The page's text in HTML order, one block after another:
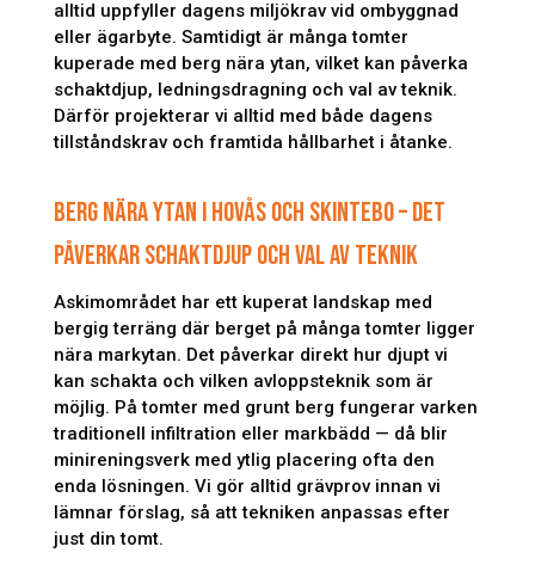
alltid uppfyller dagens miljökrav vid ombyggnad
eller ägarbyte. Samtidigt är många tomter
kuperade med berg nära ytan, vilket kan påverka
schaktdjup, ledningsdragning och val av teknik.
Därför projekterar vi alltid med både dagens
tillståndskrav och framtida hållbarhet i åtanke.
BERG NÄRA YTAN I HOVÅS OCH SKINTEBO – DET
PÅVERKAR SCHAKTDJUP OCH VAL AV TEKNIK
Askimområdet har ett kuperat landskap med
bergig terräng där berget på många tomter ligger
nära markytan. Det påverkar direkt hur djupt vi
kan schakta och vilken avloppsteknik som är
möjlig. På tomter med grunt berg fungerar varken
traditionell infiltration eller markbädd — då blir
minireningsverk med ytlig placering ofta den
enda lösningen. Vi gör alltid grävprov innan vi
lämnar förslag, så att tekniken anpassas efter
just din tomt.